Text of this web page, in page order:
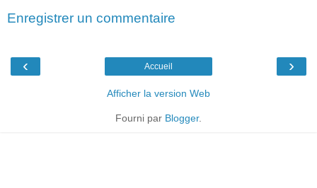
Enregistrer un commentaire
‹ ›
Accueil
Afficher la version Web
Fourni par Blogger.